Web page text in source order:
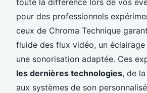
pour des professionnels
ceux de Chroma Technique
fluide des flux vidéo, un éclairage
une sonorisation adaptée. Ces
les dernières technologies, de
aux systèmes de son